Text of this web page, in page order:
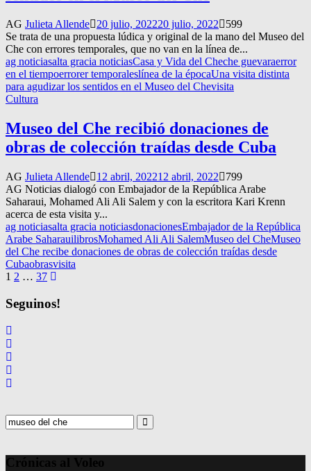
AG Julieta Allende 20 julio, 202220 julio, 2022
599
Se trata de una propuesta lúdica y original de la mano del Museo del
Che con errores temporales, que no van en la línea de...
ag noticiasalta gracia noticiasCasa y Vida del Cheche guevaraerror
en el tiempoerrorer temporaleslínea de la épocaUna visita distinta
para agudizar los sentidos en el Museo del Chevisita
Cultura
Museo del Che recibió donaciones de
obras de colección traídas desde Cuba
AG Julieta Allende 12 abril, 202212 abril, 2022
799
AG Noticias dialogó con Embajador de la República Arabe
Saharaui, Mohamed Ali Ali Salem y con la escritora Kari Krenn
acerca de esta visita y...
ag noticiasalta gracia noticiasdonacionesEmbajador de la República
Arabe SaharauilibrosMohamed Ali Ali SalemMuseo del CheMuseo
del Che recibe donaciones de obras de colección traídas desde
Cubaobrasvisita
Navegación
de
entradas
1 2 … 37
Seguinos!
Search
for:
Search
Crónicas al Voleo